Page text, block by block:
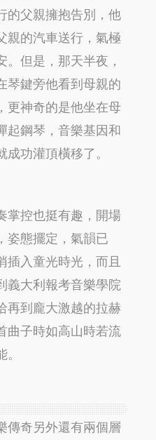
的父親擁抱告別，他
親的汽車送行，氣極
但是，那天半夜，
琴鍵旁他看到母親的
更神奇的是他坐在母
起鋼琴，音樂基因和
功灌頂橫移了。
掌控也挺有趣，開場
姿態擺定，氣韻已
插入童光時光，而且
義大利報考音樂學院
再到龐大激越的拉赫
曲子時如高山時若流
傳奇另外還有兩個層